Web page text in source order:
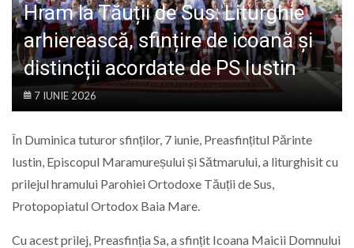
Hram la Tăuții de Sus: Liturghie
arhierească, sfințire de icoană și
distincții acordate de PS Iustin
7 IUNIE 2026
În Duminica tuturor sfinților, 7 iunie, Preasfințitul Părinte
Iustin, Episcopul Maramureșului și Sătmarului, a liturghisit cu
prilejul hramului Parohiei Ortodoxe Tăuții de Sus,
Protopopiatul Ortodox Baia Mare.
Cu acest prilej, Preasfinția Sa, a sfințit Icoana Maicii Domnului